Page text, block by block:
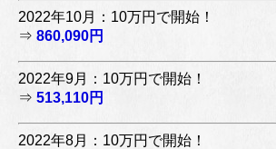
2022年10月：10万円で開始！
⇒ 860,090円
2022年9月：10万円で開始！
⇒ 513,110円
2022年8月：10万円で開始！